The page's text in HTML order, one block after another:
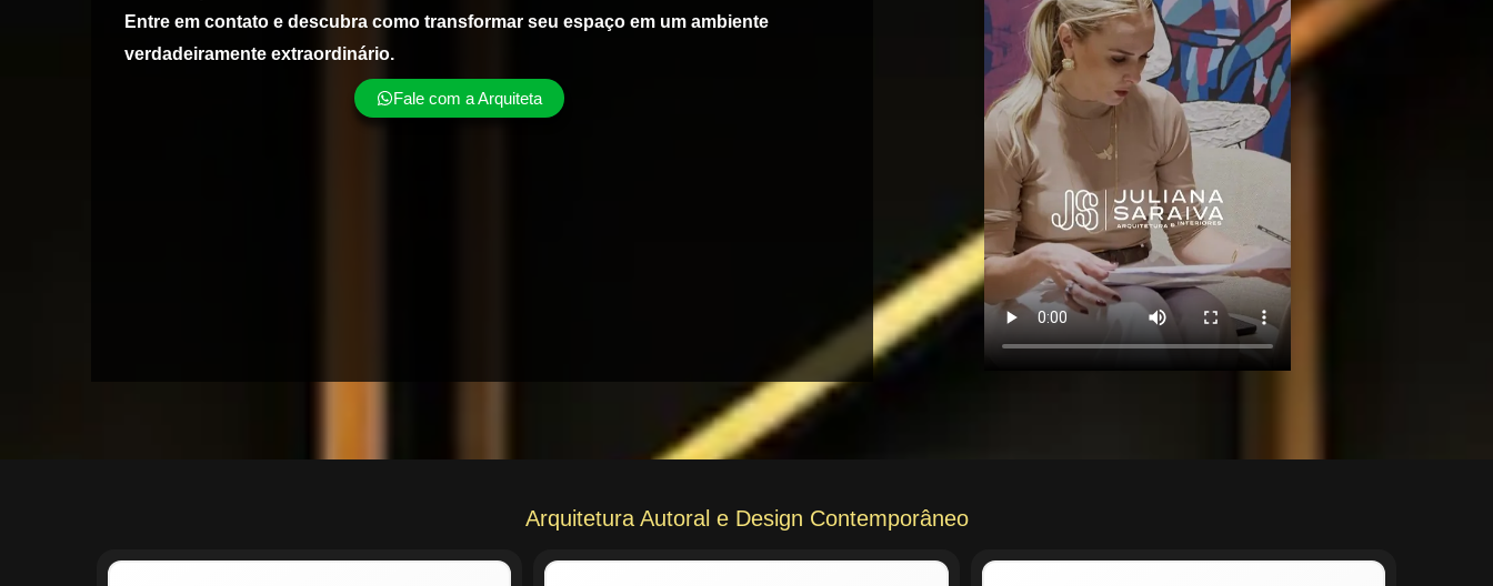
Entre em contato e descubra como transformar seu espaço em um ambiente
verdadeiramente extraordinário.
Fale com a Arquiteta
Arquitetura Autoral e Design Contemporâneo